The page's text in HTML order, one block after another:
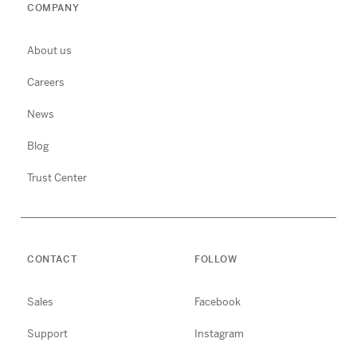
COMPANY
About us
Careers
News
Blog
Trust Center
CONTACT
Sales
Support
FOLLOW
Facebook
Instagram